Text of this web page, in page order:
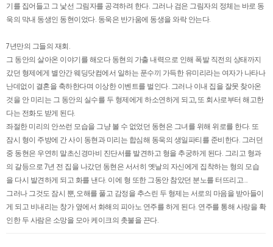
기를 집어들고 그 낯선 그림자를 공격하려 한다. 그러나 검은 그림자의 정체는 바로 동
욱의 막내 동생인 동현이었다. 동욱은 반가움에 동생을 와락 안는다.
7년만의 그들의 재회.
그 동안의 살아온 이야기를 해오다 동현의 가출 내력으로 인해 폭발 직전의 상태까지
갔던 형제에게 별안간 웨딩닷컴에서 일하는 푼수끼 가득한 유미리라는 여자가 나타나
난데없이 결혼을 축하한다며 이상한 이벤트를 벌인다. 그러나 이내 집을 잘못 찾아온
것을 안 미리는 그 동안의 실수를 두 형제에게 하소연하게 되고, 또 회사로부터 해고한
다는 전화도 받게 된다.
좌절한 미리의 안쓰런 모습을 그냥 볼 수 없었던 동현은 그녀를 위해 위로를 한다. 또
잠시 형이 주방에 간 사이 동현과 미리는 합심해 동욱의 생일파티를 준비한다. 그러던
중 동현은 우연히 말초신경마비 진단서를 발견하고 형을 추궁하게 된다. 그리고 형과
의 갈등으로 7년 전 집을 나갔던 동현은 서서히 옛날의 자신에게 집착하는 형의 모습
을 다시 발견하게 되고 화를 낸다. 이에 형 또한 그동안 참았던 분노를 터뜨리고...
그러나 그것도 잠시 뿐, 오해를 풀고 감정을 추스린 두 형제는 서로의 마음을 받아들이
게 되고 비내리는 창가 옆에서 화해의 피아노 연주를 하게 된다. 연주를 통해 사랑을 확
인한 두 사람은 소망을 모아 케이크의 촛불을 끈다.